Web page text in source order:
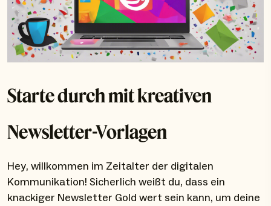
Starte durch mit kreativen
Newsletter-Vorlagen
Hey, willkommen im Zeitalter der digitalen
Kommunikation! Sicherlich weißt du, dass ein
knackiger Newsletter Gold wert sein kann, um deine